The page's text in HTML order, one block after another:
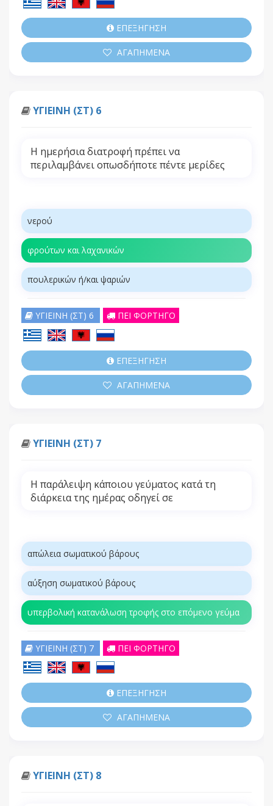
ΕΠΕΞΗΓΗΣΗ
ΑΓΑΠΗΜΕΝΑ
ΥΓΙΕΙΝΗ (ΣΤ) 6
Η ημερήσια διατροφή πρέπει να
περιλαμβάνει οπωσδήποτε πέντε μερίδες
νερού
φρούτων και λαχανικών
πουλερικών ή/και ψαριών
ΥΓΙΕΙΝΗ (ΣΤ) 6 ΠΕΙ ΦΟΡΤΗΓΟ
ΕΠΕΞΗΓΗΣΗ
ΑΓΑΠΗΜΕΝΑ
ΥΓΙΕΙΝΗ (ΣΤ) 7
Η παράλειψη κάποιου γεύματος κατά τη
διάρκεια της ημέρας οδηγεί σε
απώλεια σωματικού βάρους
αύξηση σωματικού βάρους
υπερβολική κατανάλωση τροφής στο επόμενο γεύμα
ΥΓΙΕΙΝΗ (ΣΤ) 7 ΠΕΙ ΦΟΡΤΗΓΟ
ΕΠΕΞΗΓΗΣΗ
ΑΓΑΠΗΜΕΝΑ
ΥΓΙΕΙΝΗ (ΣΤ) 8